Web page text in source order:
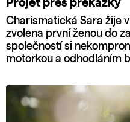
Projet přes překážky
Charismatická Sara žije
zvolena první ženou do
společností si
motorkou a odhodláním